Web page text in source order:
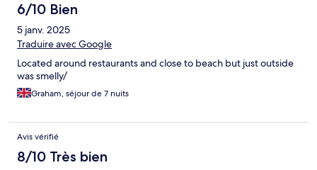
6/10 Bien
5 janv. 2025
Traduire avec Google
Located around restaurants and close to beach but just outside
was smelly/
Graham, séjour de 7 nuits
Avis vérifié
8/10 Très bien